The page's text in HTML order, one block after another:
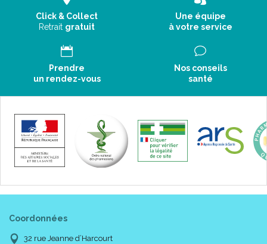
Click & Collect
Retrait gratuit
Une équipe
à votre service
Prendre
un rendez-vous
Nos conseils
santé
Coordonnées
32 rue Jeanne d’Harcourt